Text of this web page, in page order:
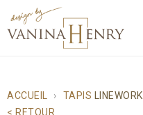
ACCUEIL TAPIS
LINEWORK
< RETOUR